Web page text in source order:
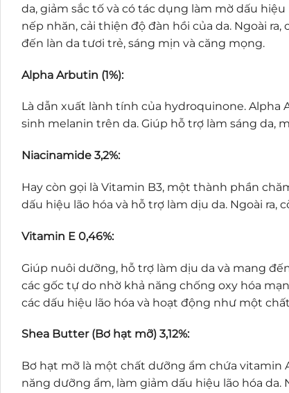
da, giảm sắc tố và có tác dụng làm mờ dấu
nếp nhăn, cải thiện độ đàn hồi của da. Ngoài
đến làn da tươi trẻ, sáng mịn và căng mọng.
Alpha Arbutin (1%):
Là dẫn xuất lành tính của hydroquinone. Alpha
sinh melanin trên da. Giúp hỗ trợ làm sáng da,
Niacinamide 3,2%:
Hay còn gọi là Vitamin B3, một thành phần
dấu hiệu lão hóa và hỗ trợ làm dịu da. Ngoài ra,
Vitamin E 0,46%:
Giúp nuôi dưỡng, hỗ trợ làm dịu da và mang
các gốc tự do nhờ khả năng chống oxy hóa
các dấu hiệu lão hóa và hoạt động như một
Shea Butter (Bơ hạt mỡ) 3,12%:
Bơ hạt mỡ là một chất dưỡng ẩm chứa vitamin
năng dưỡng ẩm, làm giảm dấu hiệu lão hóa